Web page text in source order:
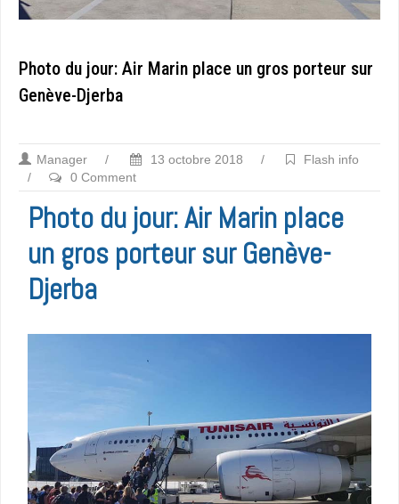
Photo du jour: Air Marin place un gros porteur sur
Genève-Djerba
Manager / 13 octobre 2018 /
Flash info
/
0 Comment
Photo du jour: Air Marin place
un gros porteur sur Genève-
Djerba